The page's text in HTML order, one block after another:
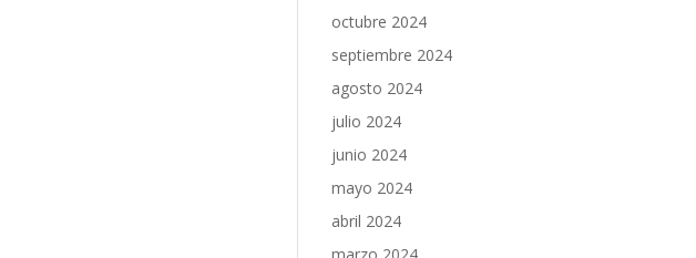
octubre 2024
septiembre 2024
agosto 2024
julio 2024
junio 2024
mayo 2024
abril 2024